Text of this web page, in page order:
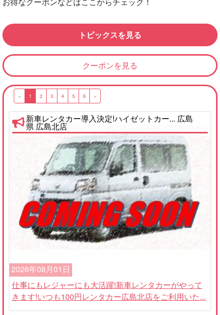
トピックスを見る
クーポンを見る
« 1 2 3 4 5 6 »
新車レンタカー導入決定!ハイゼットカー... 広島
県 広島北店
2026年08月01日
仕事にもレジャーにも大活躍!新車レンタカーがやって
きます!いつも100円レンタカー広島北店をご利用いた...